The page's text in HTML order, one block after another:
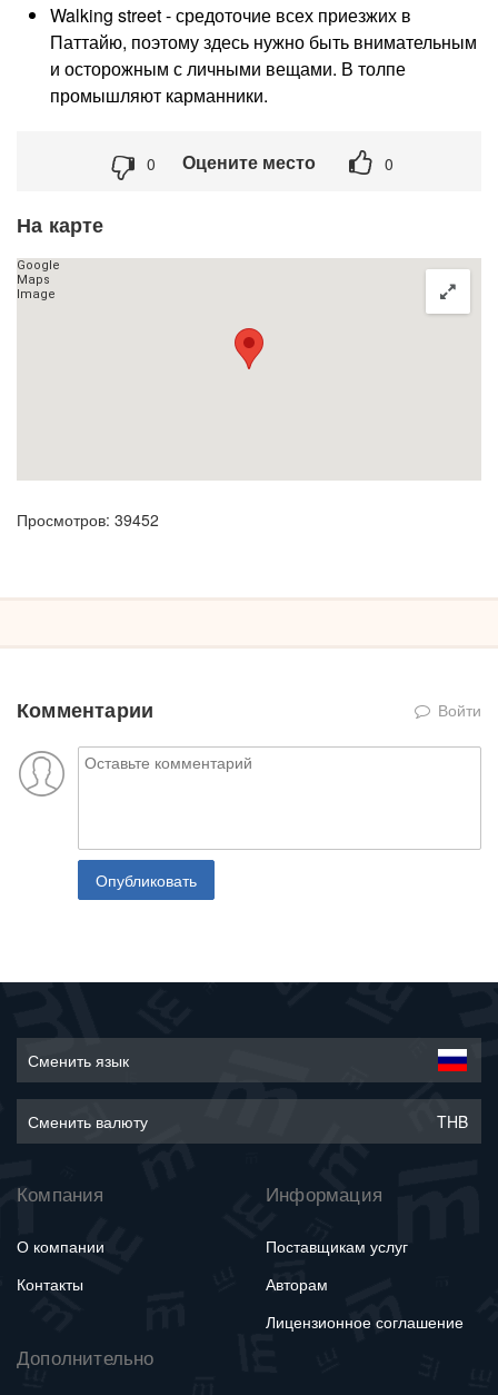
Walking street - средоточие всех приезжих в
Паттайю, поэтому здесь нужно быть внимательным
и осторожным с личными вещами. В толпе
промышляют карманники.
0 Оцените место 0
На карте
Просмотров: 39452
Комментарии Войти
Опубликовать
Сменить язык
Сменить валюту THB
Компания
О компании
Контакты
Информация
Поставщикам услуг
Авторам
Лицензионное соглашение
Дополнительно